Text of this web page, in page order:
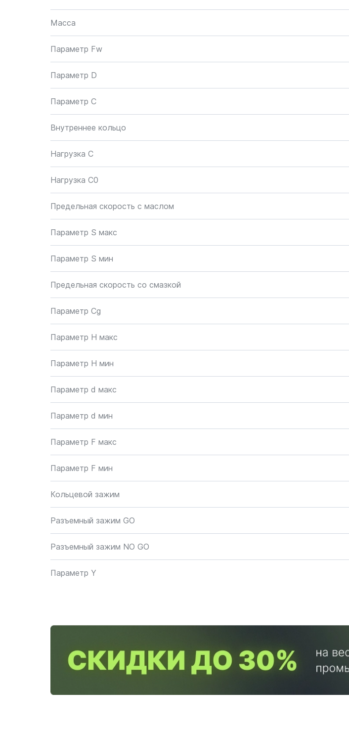
Масса
Параметр Fw
Параметр D
Параметр C
Внутреннее кольцо
Нагрузка C
Нагрузка C0
Предельная скорость с маслом
Параметр S макс
Параметр S мин
Предельная скорость со смазкой
Параметр Cg
Параметр H макс
Параметр H мин
Параметр d макс
Параметр d мин
Параметр F макс
Параметр F мин
Кольцевой зажим
Разъемный зажим GO
Разъемный зажим NO GO
Параметр Y